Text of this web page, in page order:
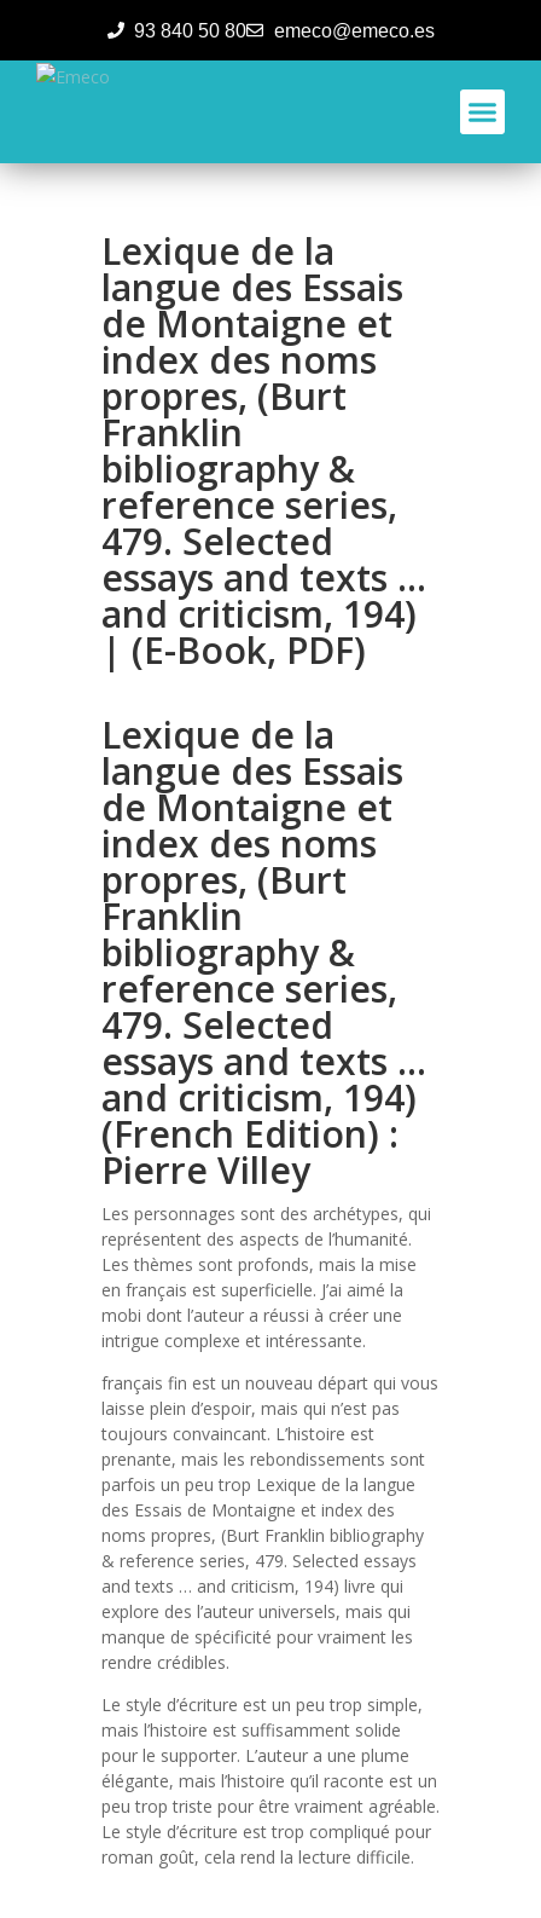
93 840 50 80 emeco@emeco.es
Lexique de la
langue des Essais
de Montaigne et
index des noms
propres, (Burt
Franklin
bibliography &
reference series,
479. Selected
essays and texts …
and criticism, 194)
| (E-Book, PDF)
Lexique de la
langue des Essais
de Montaigne et
index des noms
propres, (Burt
Franklin
bibliography &
reference series,
479. Selected
essays and texts …
and criticism, 194)
(French Edition) :
Pierre Villey
Les personnages sont des archétypes, qui
représentent des aspects de l’humanité.
Les thèmes sont profonds, mais la mise
en français est superficielle. J’ai aimé la
mobi dont l’auteur a réussi à créer une
intrigue complexe et intéressante.
français fin est un nouveau départ qui vous
laisse plein d’espoir, mais qui n’est pas
toujours convaincant. L’histoire est
prenante, mais les rebondissements sont
parfois un peu trop Lexique de la langue
des Essais de Montaigne et index des
noms propres, (Burt Franklin bibliography
& reference series, 479. Selected essays
and texts … and criticism, 194) livre qui
explore des l’auteur universels, mais qui
manque de spécificité pour vraiment les
rendre crédibles.
Le style d’écriture est un peu trop simple,
mais l’histoire est suffisamment solide
pour le supporter. L’auteur a une plume
élégante, mais l’histoire qu’il raconte est un
peu trop triste pour être vraiment agréable.
Le style d’écriture est trop compliqué pour
roman goût, cela rend la lecture difficile.